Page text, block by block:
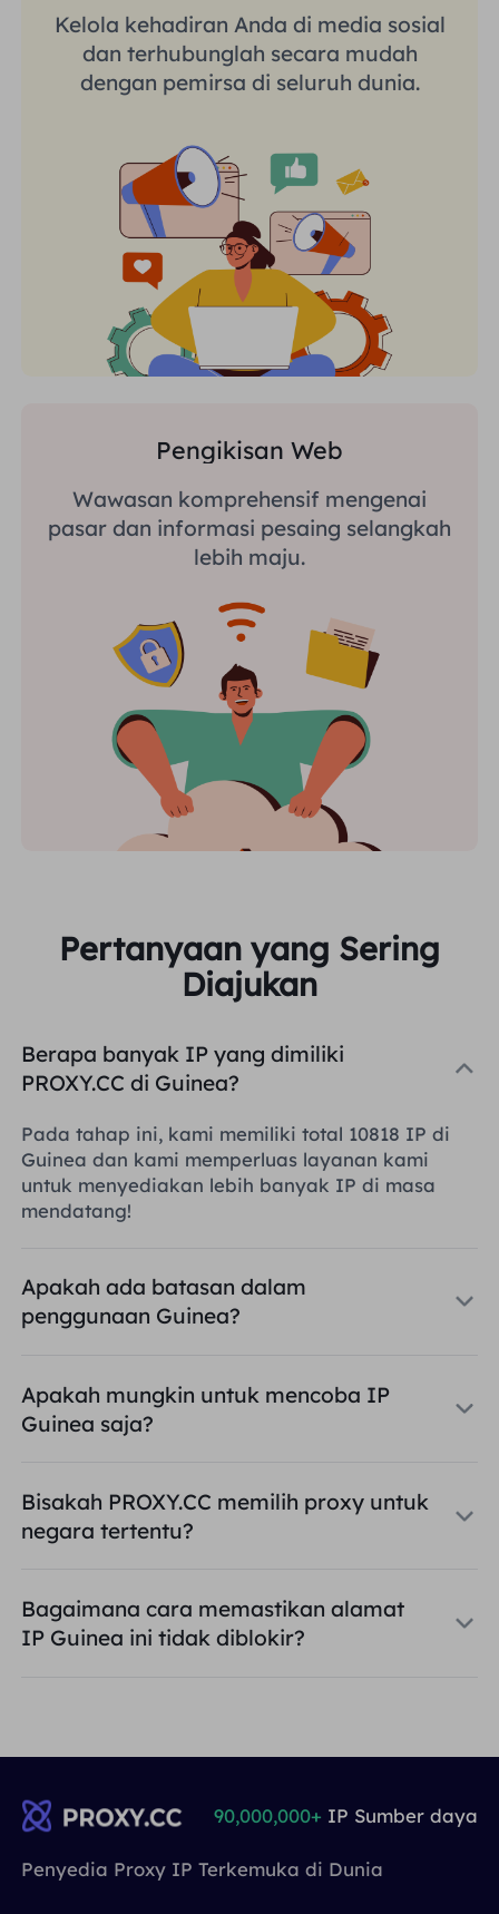
Kelola kehadiran Anda di media sosial
dan terhubunglah secara mudah
dengan pemirsa di seluruh dunia.
Pengikisan Web
Wawasan komprehensif mengenai
pasar dan informasi pesaing selangkah
lebih maju.
Pertanyaan yang Sering
Diajukan
Berapa banyak IP yang dimiliki
PROXY.CC di Guinea?
Pada tahap ini, kami memiliki total 10818 IP di
Guinea dan kami memperluas layanan kami
untuk menyediakan lebih banyak IP di masa
mendatang!
Apakah ada batasan dalam
penggunaan Guinea?
Apakah mungkin untuk mencoba IP
Guinea saja?
Bisakah PROXY.CC memilih proxy untuk
negara tertentu?
Bagaimana cara memastikan alamat
IP Guinea ini tidak diblokir?
Penyedia Proxy IP Terkemuka di Dunia
90,000,000+ IP Sumber daya